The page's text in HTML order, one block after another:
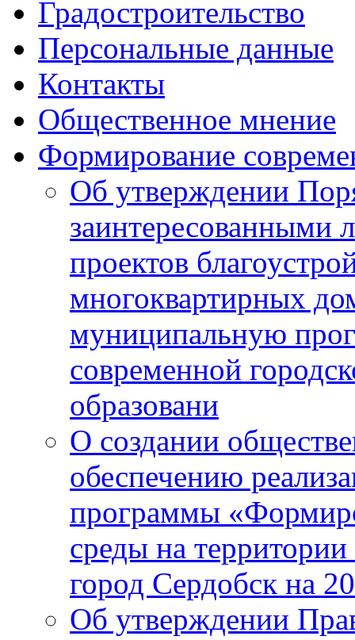
Градостроительство
Персональные данные
Контакты
Общественное мнение
Формирование
Об утверждении
заинтересованными
проектов
многоквартирных
муниципальную
современной
образовани
О создании
обеспечению
программы
среды на
город Сердобск на
Об утверждении